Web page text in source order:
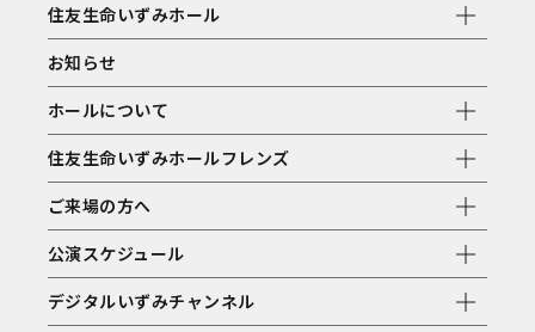
住友生命いずみホール
お知らせ
ホールについて
住友生命いずみホールフレンズ
ご来場の方へ
公演スケジュール
デジタルいずみチャンネル